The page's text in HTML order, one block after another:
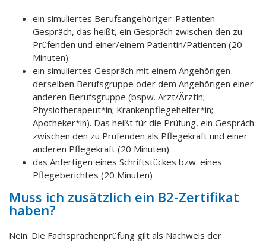
ein simuliertes Berufsangehöriger-Patienten-
Gespräch, das heißt, ein Gespräch zwischen den zu
Prüfenden und einer/einem Patientin/Patienten (20
Minuten)
ein simuliertes Gespräch mit einem Angehörigen
derselben Berufsgruppe oder dem Angehörigen einer
anderen Berufsgruppe (bspw. Arzt/Ärztin;
Physiotherapeut*in; Krankenpflegehelfer*in;
Apotheker*in). Das heißt für die Prüfung, ein Gespräch
zwischen den zu Prüfenden als Pflegekraft und einer
anderen Pflegekraft (20 Minuten)
das Anfertigen eines Schriftstückes bzw. eines
Pflegeberichtes (20 Minuten)
Muss ich zusätzlich ein B2-Zertifikat
haben?
Nein. Die Fachsprachenprüfung gilt als Nachweis der